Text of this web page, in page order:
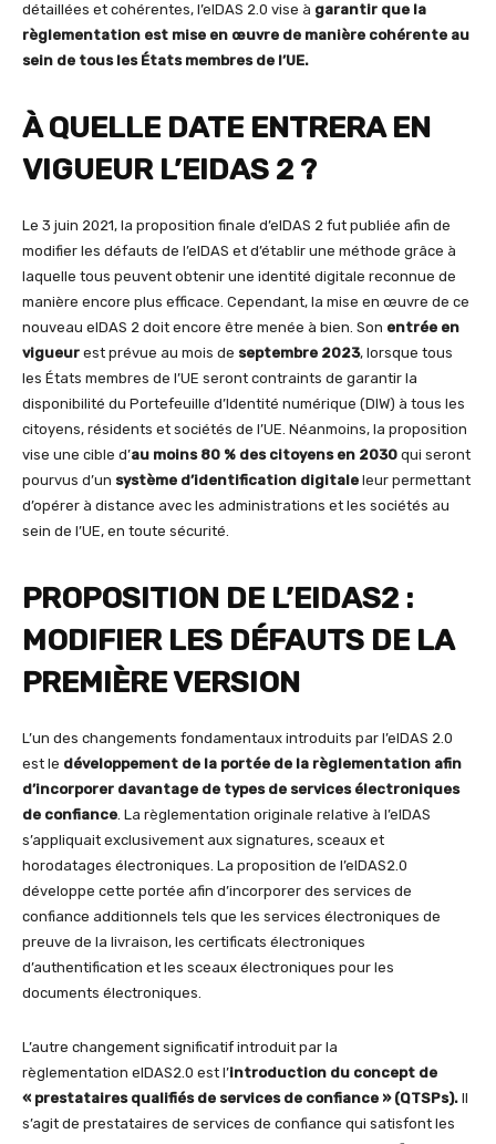
détaillées et cohérentes, l’eIDAS 2.0 vise à garantir que la
règlementation est mise en œuvre de manière cohérente au
sein de tous les États membres de l’UE.
À QUELLE DATE ENTRERA EN
VIGUEUR L’EIDAS 2 ?
Le 3 juin 2021, la proposition finale d’eIDAS 2 fut publiée afin de
modifier les défauts de l’eIDAS et d’établir une méthode grâce à
laquelle tous peuvent obtenir une identité digitale reconnue de
manière encore plus efficace. Cependant, la mise en œuvre de ce
nouveau eIDAS 2 doit encore être menée à bien. Son entrée en
vigueur est prévue au mois de septembre 2023, lorsque tous
les États membres de l’UE seront contraints de garantir la
disponibilité du Portefeuille d’Identité numérique (DIW) à tous les
citoyens, résidents et sociétés de l’UE. Néanmoins, la proposition
vise une cible d’au moins 80 % des citoyens en 2030 qui seront
pourvus d’un système d’identification digitale leur permettant
d’opérer à distance avec les administrations et les sociétés au
sein de l’UE, en toute sécurité.
PROPOSITION DE L’EIDAS2 :
MODIFIER LES DÉFAUTS DE LA
PREMIÈRE VERSION
L’un des changements fondamentaux introduits par l’eIDAS 2.0
est le développement de la portée de la règlementation afin
d’incorporer davantage de types de services électroniques
de confiance. La règlementation originale relative à l’eIDAS
s’appliquait exclusivement aux signatures, sceaux et
horodatages électroniques. La proposition de l’eIDAS2.0
développe cette portée afin d’incorporer des services de
confiance additionnels tels que les services électroniques de
preuve de la livraison, les certificats électroniques
d’authentification et les sceaux électroniques pour les
documents électroniques.
L’autre changement significatif introduit par la
règlementation eIDAS2.0 est l’introduction du concept de
« prestataires qualifiés de services de confiance » (QTSPs). Il
s’agit de prestataires de services de confiance qui satisfont les